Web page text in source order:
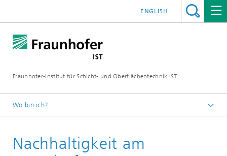
Fraunhofer-Institut für Schicht- und Oberflächentechnik IST
ENGLISH
Wo bin ich?
Über uns
Nachhaltigkeit am